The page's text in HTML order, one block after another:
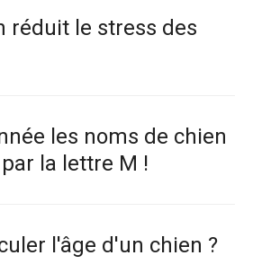
réduit le stress des
les noms de chien
la lettre M !
l'âge d'un chien ?